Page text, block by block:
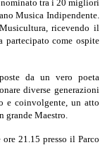
tra i 20 migliori
Musica Indipendente.
ricevendo il
come ospite
da un vero poeta
diverse generazioni
e coinvolgente, un atto
grande Maestro.
21.15 presso il Parco